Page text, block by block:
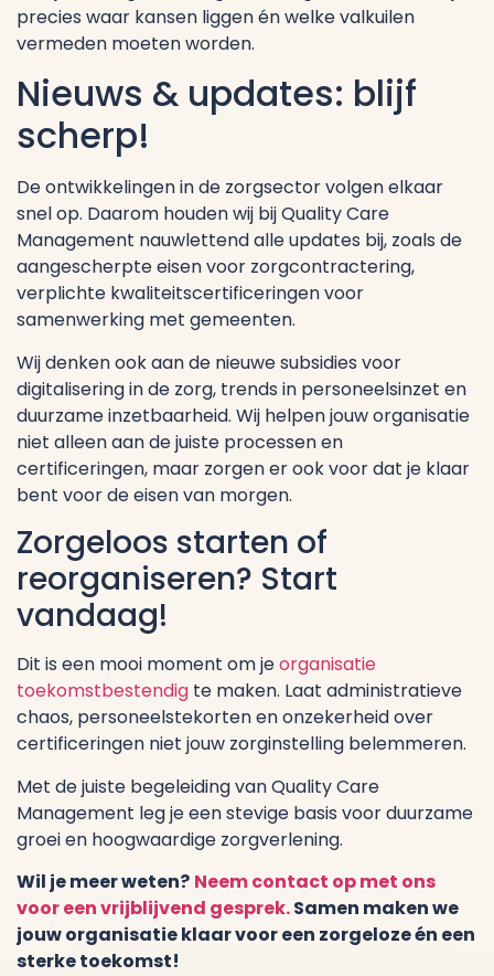
precies waar kansen liggen én welke valkuilen
vermeden moeten worden.
Nieuws & updates: blijf
scherp!
De ontwikkelingen in de zorgsector volgen elkaar
snel op. Daarom houden wij bij Quality Care
Management nauwlettend alle updates bij, zoals de
aangescherpte eisen voor zorgcontractering,
verplichte kwaliteitscertificeringen voor
samenwerking met gemeenten.
Wij denken ook aan de nieuwe subsidies voor
digitalisering in de zorg, trends in personeelsinzet en
duurzame inzetbaarheid. Wij helpen jouw organisatie
niet alleen aan de juiste processen en
certificeringen, maar zorgen er ook voor dat je klaar
bent voor de eisen van morgen.
Zorgeloos starten of
reorganiseren? Start
vandaag!
Dit is een mooi moment om jeorganisatie
toekomstbestendig te maken. Laat administratieve
chaos, personeelstekorten en onzekerheid over
certificeringen niet jouw zorginstelling belemmeren.
Met de juiste begeleiding van Quality Care
Management leg je een stevige basis voor duurzame
groei en hoogwaardige zorgverlening.
Wil je meer weten? Neem contact op met ons
voor een vrijblijvend gesprek.Samen maken we
jouw organisatie klaar voor een zorgeloze én een
sterke toekomst!